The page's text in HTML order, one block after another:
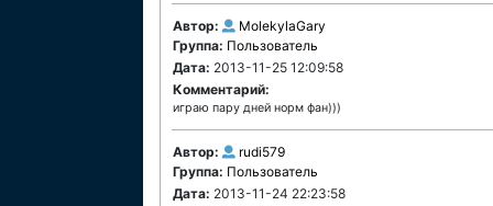
Автор:
MolekylaGary
Группа: Пользователь
Дата: 2013-11-25 12:09:58
Комментарий:
играю пару дней норм фан)))
Автор:
rudi579
Группа: Пользователь
Дата: 2013-11-24 22:23:58